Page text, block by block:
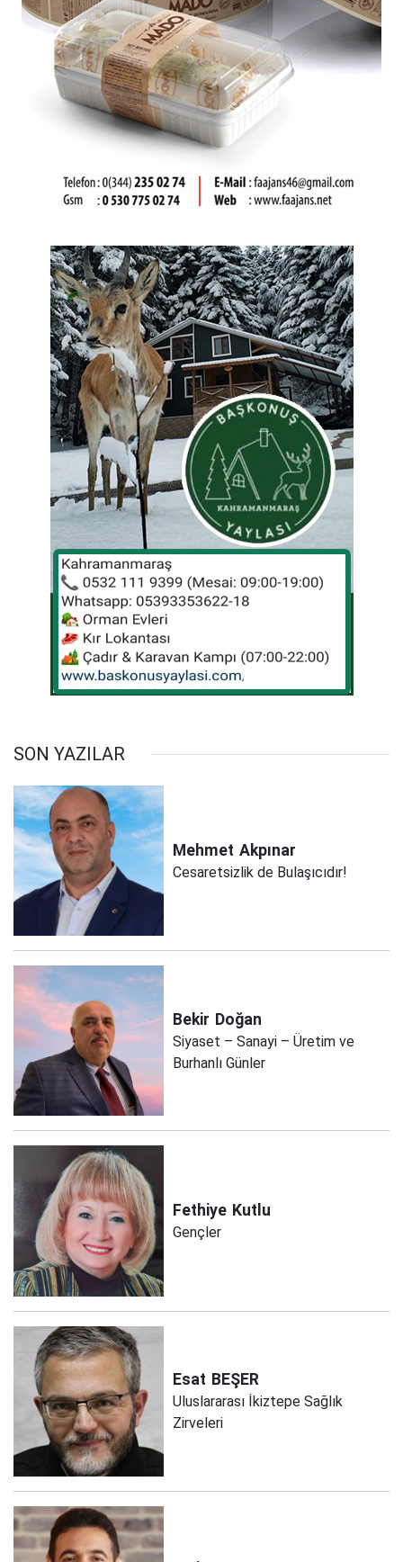
SON YAZILAR
Mehmet Akpınar
Cesaretsizlik de Bulaşıcıdır!
Bekir Doğan
Siyaset – Sanayi – Üretim ve
Burhanlı Günler
Fethiye Kutlu
Gençler
Esat BEŞER
Uluslararası İkiztepe Sağlık
Zirveleri